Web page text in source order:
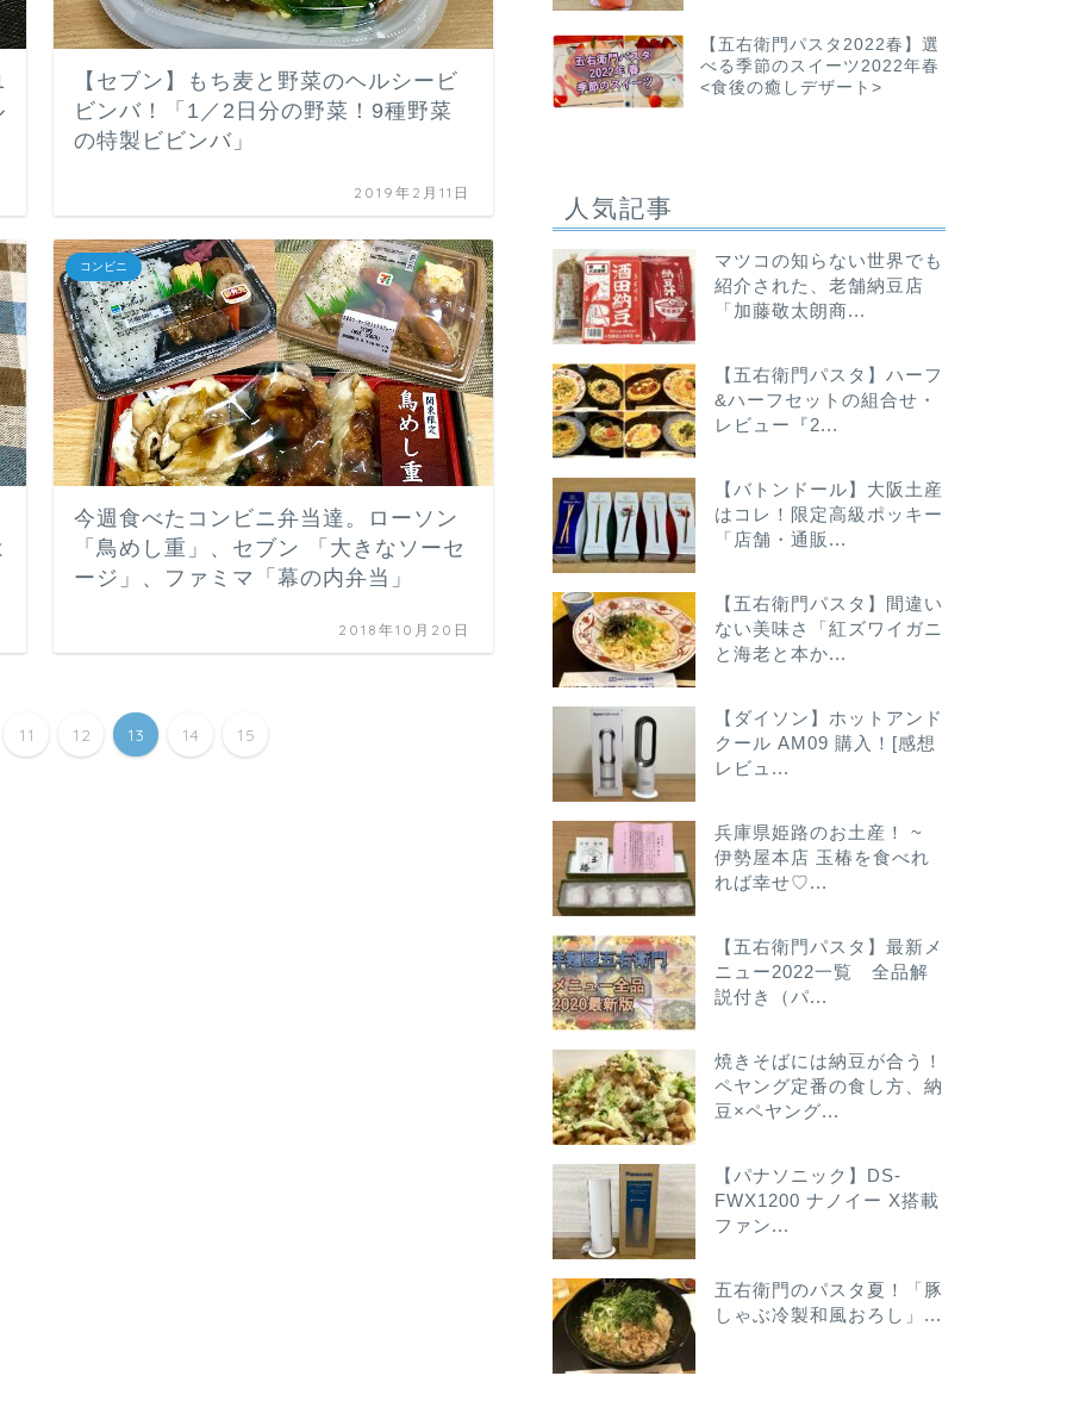
【セブン】もち麦と野菜のヘルシービ
ビンバ！「1／2日分の野菜！9種野菜
の特製ビビンバ」
2019年2月11日
コンビニ
今週食べたコンビニ弁当達。ローソン
「鳥めし重」、セブン 「大きなソーセ
ージ」、ファミマ「幕の内弁当」
2018年10月20日
11 12 13 14 15
【五右衛門パスタ2022春】選
べる季節のスイーツ2022年春
<食後の癒しデザート>
人気記事
マツコの知らない世界でも
紹介された、老舗納豆店
「加藤敬太朗商...
【五右衛門パスタ】ハーフ
&ハーフセットの組合せ・
レビュー『2...
【バトンドール】大阪土産
はコレ！限定高級ポッキー
「店舗・通販...
【五右衛門パスタ】間違い
ない美味さ「紅ズワイガニ
と海老と本か...
【ダイソン】ホットアンド
クール AM09 購入！[感想
レビュ...
兵庫県姫路のお土産！ ~
伊勢屋本店 玉椿を食べれ
れば幸せ♡...
【五右衛門パスタ】最新メ
ニュー2022一覧 全品解
説付き（パ...
焼きそばには納豆が合う！
ペヤング定番の食し方、納
豆×ペヤング...
【パナソニック】DS-
FWX1200 ナノイー X搭載
ファン...
五右衛門のパスタ夏！「豚
しゃぶ冷製和風おろし」...